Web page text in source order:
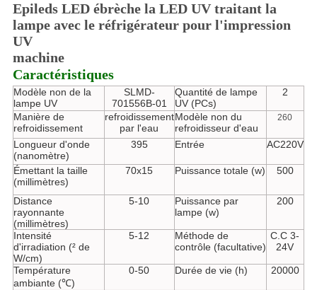
Epileds LED ébrèche la LED UV traitant la
lampe avec le réfrigérateur pour l'impression
UV
machine
Caractéristiques
Modèle non de la
lampe UV
SLMD-
701556B-01
Quantité de lampe
UV (PCs)
2
Manière de
refroidissement
refroidissement
par l'eau
Modèle non du
refroidisseur d'eau
260
Longueur d'onde
(nanomètre)
395 Entrée AC220V
Émettant la taille
(millimètres)
70x15 Puissance totale (w) 500
Distance
rayonnante
(millimètres)
5-10
Puissance par
lampe (w)
200
Intensité
d'irradiation (² de
W/cm)
5-12
Méthode de
contrôle (facultative)
C.C 3-
24V
Température
ambiante (℃)
0-50 Durée de vie (h) 20000